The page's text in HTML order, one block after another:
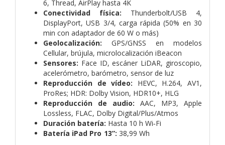
6, Thread, AirPlay hasta 4K
Conectividad física: Thunderbolt/USB 4,
DisplayPort, USB 3/4, carga rápida (50% en 30
min con adaptador de 60 W o más)
Geolocalización: GPS/GNSS en modelos
Cellular, brújula, microlocalización iBeacon
Sensores: Face ID, escáner LiDAR, giroscopio,
acelerómetro, barómetro, sensor de luz
Reproducción de vídeo: HEVC, H.264, AV1,
ProRes; HDR: Dolby Vision, HDR10+, HLG
Reproducción de audio: AAC, MP3, Apple
Lossless, FLAC, Dolby Digital/Plus/Atmos
Duración batería: Hasta 10 h Wi‑Fi
Batería iPad Pro 13”: 38,99 Wh